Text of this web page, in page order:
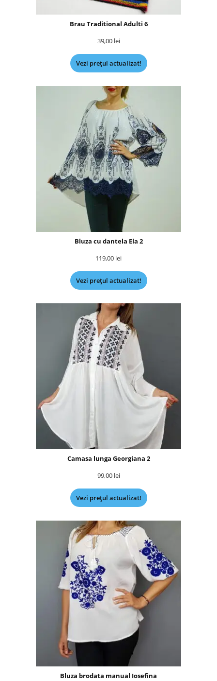
Brau Traditional Adulti 6
39,00 lei
Vezi prețul actualizat!
Bluza cu dantela Ela 2
119,00 lei
Vezi prețul actualizat!
Camasa lunga Georgiana 2
99,00 lei
Vezi prețul actualizat!
Bluza brodata manual Iosefina